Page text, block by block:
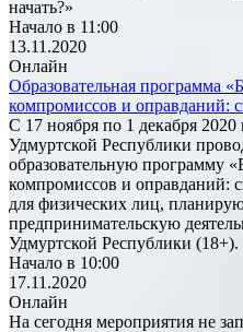
начать?»
Начало в 11:00
13.11.2020
Онлайн
Образовательная программа
компромиссов и оправданий:
С 17 ноября по 1 декабря
Удмуртской Республики
образовательную программу
компромиссов и оправданий:
для физических лиц,
предпринимательскую
Удмуртской Республики (18+).
Начало в 10:00
17.11.2020
Онлайн
На сегодня мероприятия не